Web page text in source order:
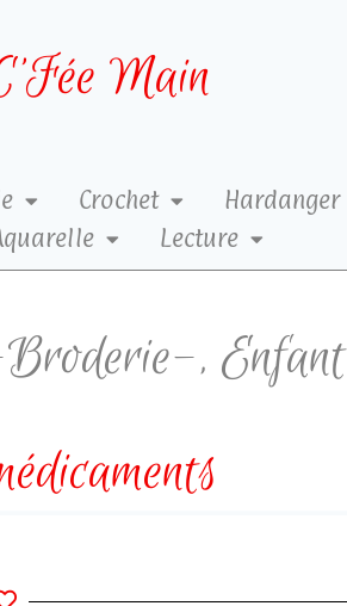
Main
Crochet Hardanger
Lecture
, Enfant